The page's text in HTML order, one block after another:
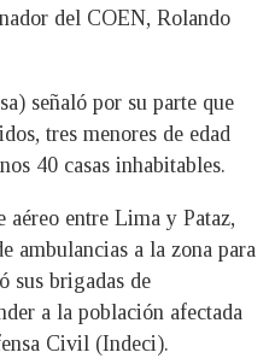
del COEN, Rolando
señaló por su parte que
tres menores de edad
40 casas inhabitables.
entre Lima y Pataz,
ambulancias a la zona para
sus brigadas de
a la población afectada
Civil (Indeci).